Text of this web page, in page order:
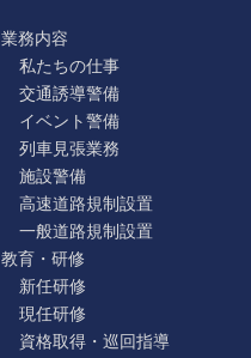
業務内容
私たちの仕事
交通誘導警備
イベント警備
列車見張業務
施設警備
高速道路規制設置
一般道路規制設置
教育・研修
新任研修
現任研修
資格取得・巡回指導